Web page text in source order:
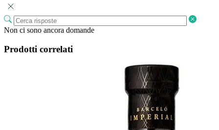
Non ci sono ancora domande
Prodotti correlati